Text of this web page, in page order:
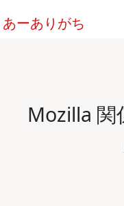
あーありがち
Mozilla 関